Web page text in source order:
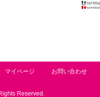
マイページ お問い合わせ
Reserved.